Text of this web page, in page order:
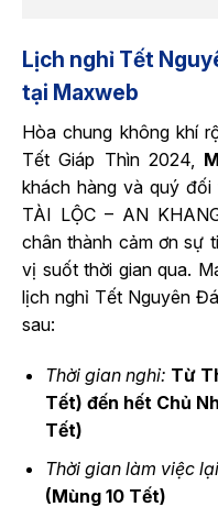
Lịch nghỉ Tết
tại Maxweb
Hòa chung không khí
Tết Giáp Thìn 2024,
khách hàng và quý đối
TÀI LỘC – AN
chân thành cảm ơn sự
vị suốt thời gian qua.
lịch nghỉ Tết Nguyên
sau:
Thời gian nghỉ: Từ
Tết) đến hết Chủ
Tết)
Thời gian làm việc
(Mùng 10 Tết)